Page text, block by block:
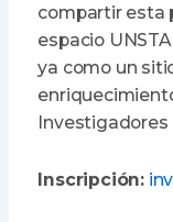
compartir esta
espacio
ya como un
Investigadores
Inscripción: